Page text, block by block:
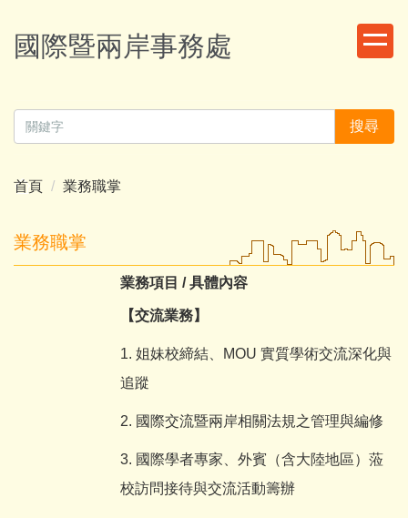
到
主
區
國際暨兩岸事務處
搜尋
首頁 業務職掌
業務職掌
業務項目 / 具體內容
【交流業務】
1. 姐妹校締結、MOU 實質學術交流深化與
追蹤
2. 國際交流暨兩岸相關法規之管理與編修
3. 國際學者專家、外賓（含大陸地區）蒞
校訪問接待與交流活動籌辦